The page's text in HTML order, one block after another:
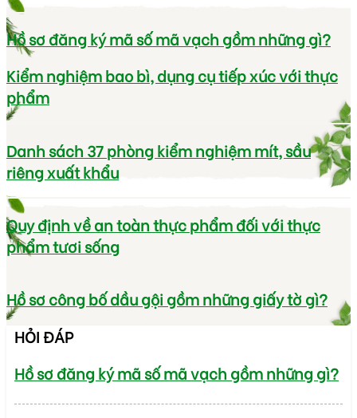
Hồ sơ đăng ký mã số mã vạch gồm những gì?
Kiểm nghiệm bao bì, dụng cụ tiếp xúc với thực
phẩm
Danh sách 37 phòng kiểm nghiệm mít, sầu
riêng xuất khẩu
Quy định về an toàn thực phẩm đối với thực
phẩm tươi sống
Hồ sơ công bố dầu gội gồm những giấy tờ gì?
HỎI ĐÁP
Hồ sơ đăng ký mã số mã vạch gồm những gì?